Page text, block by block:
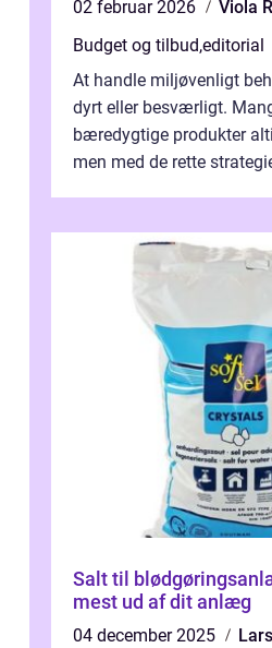
02 februar 2026
Viola
Budget og tilbud,editorial
At handle miljøvenligt
dyrt eller besværligt.
bæredygtige produkter
men med de rette
Salt til
mest ud af dit anlæg
04 december 2025